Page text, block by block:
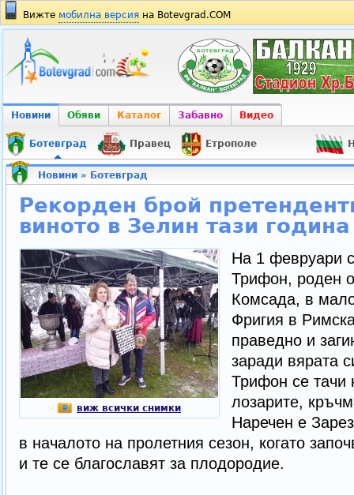
Вижте мобилна версия на Botevgrad.COM
Новини Обяви Каталог Забавно Видео
Ботевград Правец Етрополе
Новини» Ботевград
Рекорден брой
виното в Зелин тази година
виж всички снимки
На 1 февруари
Трифон, роден
Комсада, в
Фригия в
праведно и
заради вярата
Трифон се тачи
лозарите,
Наречен е
в началото на пролетния сезон, когато
и те се благославят за плодородие.